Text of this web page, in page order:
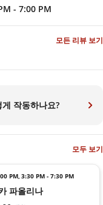
- 7:00 PM
모든 리뷰 보기
게 작동하나요?
모두 보기
PM, 3:30 PM - 7:30 PM
파올리나